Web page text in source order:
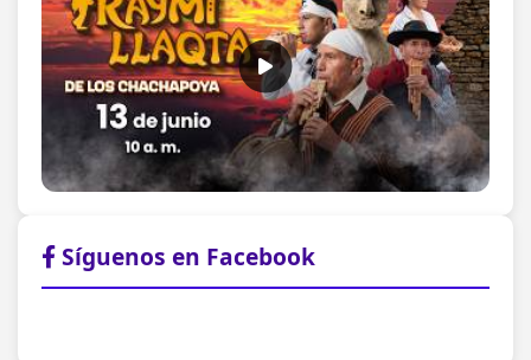
Síguenos en Facebook